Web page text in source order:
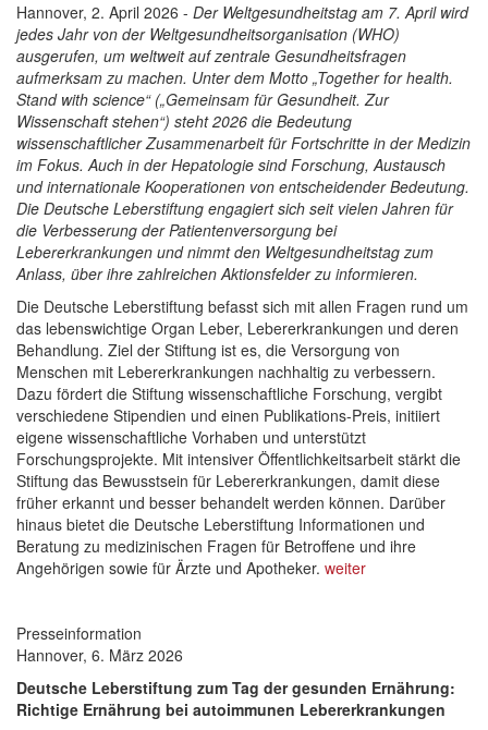
Hannover, 2. April 2026 - Der Weltgesundheitstag am 7. April wird
jedes Jahr von der Weltgesundheitsorganisation (WHO)
ausgerufen, um weltweit auf zentrale Gesundheitsfragen
aufmerksam zu machen. Unter dem Motto „Together for health.
Stand with science“ („Gemeinsam für Gesundheit. Zur
Wissenschaft stehen“) steht 2026 die Bedeutung
wissenschaftlicher Zusammenarbeit für Fortschritte in der Medizin
im Fokus. Auch in der Hepatologie sind Forschung, Austausch
und internationale Kooperationen von entscheidender Bedeutung.
Die Deutsche Leberstiftung engagiert sich seit vielen Jahren für
die Verbesserung der Patientenversorgung bei
Lebererkrankungen und nimmt den Weltgesundheitstag zum
Anlass, über ihre zahlreichen Aktionsfelder zu informieren.
Die Deutsche Leberstiftung befasst sich mit allen Fragen rund um
das lebenswichtige Organ Leber, Lebererkrankungen und deren
Behandlung. Ziel der Stiftung ist es, die Versorgung von
Menschen mit Lebererkrankungen nachhaltig zu verbessern.
Dazu fördert die Stiftung wissenschaftliche Forschung, vergibt
verschiedene Stipendien und einen Publikations-Preis, initiiert
eigene wissenschaftliche Vorhaben und unterstützt
Forschungsprojekte. Mit intensiver Öffentlichkeitsarbeit stärkt die
Stiftung das Bewusstsein für Lebererkrankungen, damit diese
früher erkannt und besser behandelt werden können. Darüber
hinaus bietet die Deutsche Leberstiftung Informationen und
Beratung zu medizinischen Fragen für Betroffene und ihre
Angehörigen sowie für Ärzte und Apotheker. weiter
Presseinformation
Hannover, 6. März 2026
Deutsche Leberstiftung zum Tag der gesunden Ernährung:
Richtige Ernährung bei autoimmunen Lebererkrankungen